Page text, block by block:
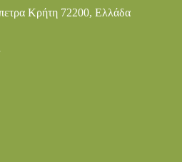
Κρήτη 72200, Ελλάδα